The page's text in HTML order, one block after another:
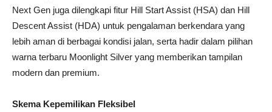
Next Gen juga dilengkapi fitur Hill Start Assist (HSA) dan Hill
Descent Assist (HDA) untuk pengalaman berkendara yang
lebih aman di berbagai kondisi jalan, serta hadir dalam pilihan
warna terbaru Moonlight Silver yang memberikan tampilan
modern dan premium.
Skema Kepemilikan Fleksibel